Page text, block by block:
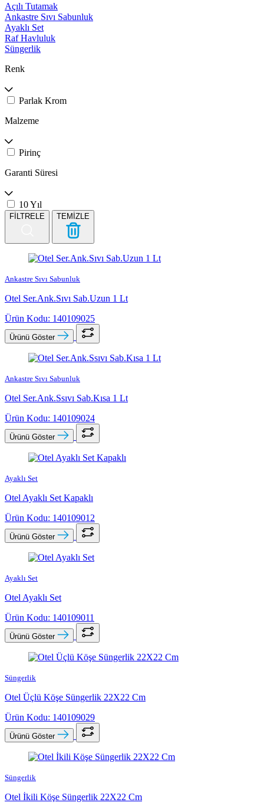
Açılı Tutamak
Ankastre Sıvı Sabunluk
Ayaklı Set
Raf Havluluk
Süngerlik
Renk
Parlak Krom
Malzeme
Pirinç
Garanti Süresi
10 Yıl
FİLTRELE TEMİZLE
Ankastre Sıvı Sabunluk
Otel Ser.Ank.Sıvı Sab.Uzun 1 Lt
Ürün Kodu: 140109025
Ürünü Göster
Ankastre Sıvı Sabunluk
Otel Ser.Ank.Ssıvı Sab.Kısa 1 Lt
Ürün Kodu: 140109024
Ürünü Göster
Ayaklı Set
Otel Ayaklı Set Kapaklı
Ürün Kodu: 140109012
Ürünü Göster
Ayaklı Set
Otel Ayaklı Set
Ürün Kodu: 140109011
Ürünü Göster
Süngerlik
Otel Üçlü Köşe Süngerlik 22X22 Cm
Ürün Kodu: 140109029
Ürünü Göster
Süngerlik
Otel İkili Köşe Süngerlik 22X22 Cm